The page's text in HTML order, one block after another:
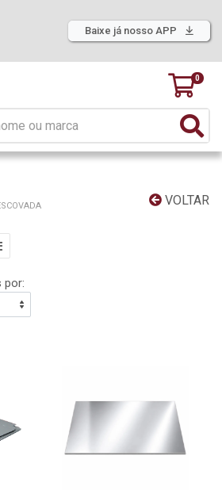
Baixe já nosso APP
0
VOLTAR
por: